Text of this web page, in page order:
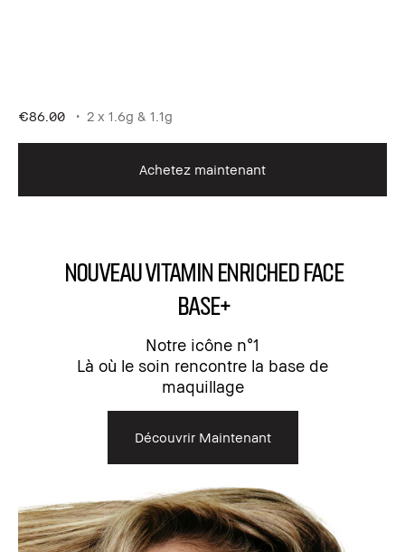
€86.00 2 x 1.6g & 1.1g
Achetez maintenant
NOUVEAU Vitamin Enriched Face
Base+
Notre icône n°1
Là où le soin rencontre la base de
maquillage
Découvrir Maintenant